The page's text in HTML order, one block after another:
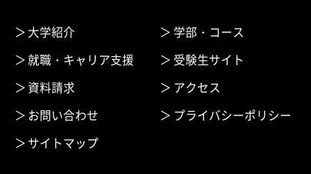
大学紹介
学部・コース
就職・キャリア支援
受験生サイト
資料請求
アクセス
お問い合わせ
プライバシーポリシー
サイトマップ